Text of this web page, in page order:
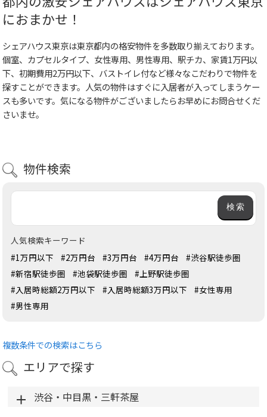
におまかせ！
シェアハウス東京は東京都内の格安物件を多数取り揃えております。
個室、カプセルタイプ、女性専用、男性専用、駅チカ、家賃1万円以
下、初期費用2万円以下、バストイレ付など様々なこだわりで物件を
探すことができます。人気の物件はすぐに入居者が入ってしまうケー
スも多いです。気になる物件がございましたらお早めにお問合せくだ
さいませ。
物件検索
人気検索キーワード
#1万円以下
#2万円台 #3万円台 #4万円台
#渋谷駅徒歩圏
#新宿駅徒歩圏
#池袋駅徒歩圏
#上野駅徒歩圏
#入居時総額2万円以下
#入居時総額3万円以下
#女性専用
#男性専用
複数条件での検索はこちら
エリアで探す
渋谷・中目黒・三軒茶屋